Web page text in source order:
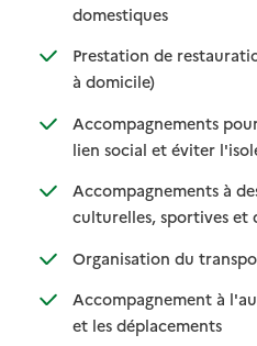
domestiques: disponible
: non disponible
Prestation de
à domicile): disponible
: non disponible
Accompagnements
lien social et éviter
Accompagnements à
culturelles, sportives et
Organisation du
Accompagnement à
et les déplacements
:
: non